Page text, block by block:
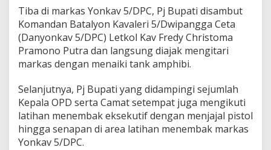
e
n
k
y
J
a
l
T
a
n
k
Tiba di markas Yonkav 5/DPC, Pj Bupati disambut
Komandan Batalyon Kavaleri 5/Dwipangga Ceta
(Danyonkav 5/DPC) Letkol Kav Fredy Christoma
Pramono Putra dan langsung diajak mengitari
markas dengan menaiki tank amphibi.
Selanjutnya, Pj Bupati yang didampingi sejumlah
Kepala OPD serta Camat setempat juga mengikuti
latihan menembak eksekutif dengan menjajal pistol
hingga senapan di area latihan menembak markas
Yonkav 5/DPC.